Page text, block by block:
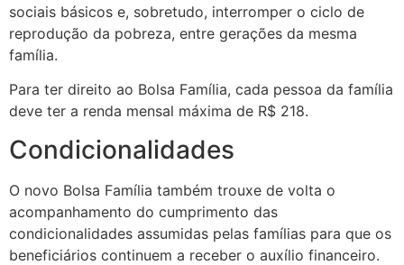
sociais básicos e, sobretudo, interromper o ciclo de
reprodução da pobreza, entre gerações da mesma
família.
Para ter direito ao Bolsa Família, cada pessoa da família
deve ter a renda mensal máxima de R$ 218.
Condicionalidades
O novo Bolsa Família também trouxe de volta o
acompanhamento do cumprimento das
condicionalidades assumidas pelas famílias para que os
beneficiários continuem a receber o auxílio financeiro.